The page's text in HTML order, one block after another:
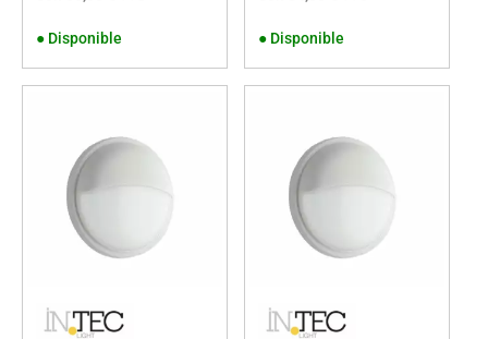
● Disponible ● Disponible